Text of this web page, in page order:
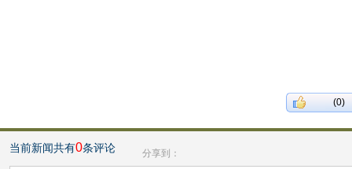
(0)
当前新闻共有0条评论 分享到：